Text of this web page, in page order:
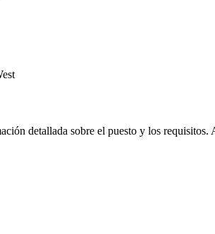
detallada sobre el puesto y los requisitos.